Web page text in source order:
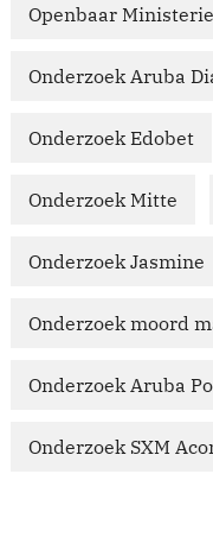
Openbaar Ministerie
Onderzoek Aruba
Onderzoek Edobet
Onderzoek Mitte
Onderzoek Jasmine
Onderzoek moord
Onderzoek Aruba
Onderzoek SXM